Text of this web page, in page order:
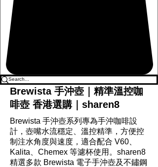
Brewista 手沖壺｜精準溫控咖
啡壺 香港選購｜sharen8
Brewista 手沖壺系列專為手沖咖啡設
計，壺嘴水流穩定、溫控精準，方便控
制注水角度與速度，適合配合 V60、
Kalita、Chemex 等濾杯使用。sharen8
精選多款 Brewista 電子手沖壺及不鏽鋼